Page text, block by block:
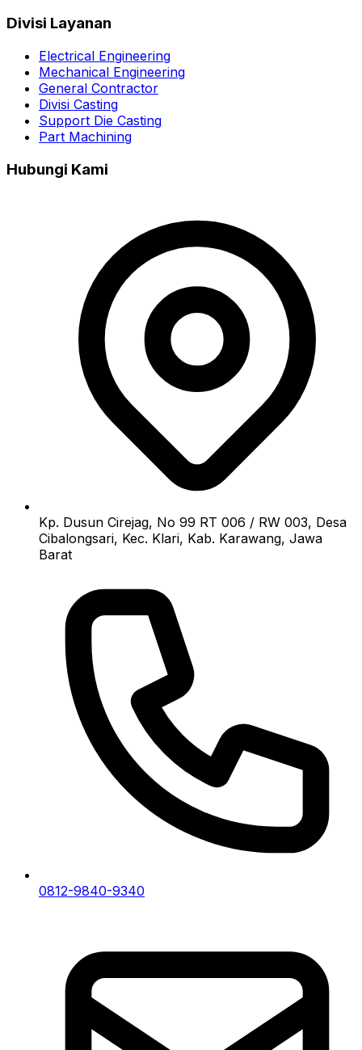
Divisi Layanan
Electrical Engineering
Mechanical Engineering
General Contractor
Divisi Casting
Support Die Casting
Part Machining
Hubungi Kami
Kp. Dusun Cirejag, No 99 RT 006 / RW 003, Desa
Cibalongsari, Kec. Klari, Kab. Karawang, Jawa
Barat
0812-9840-9340